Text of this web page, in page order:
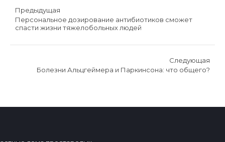
Предыдущая
Персональное дозирование антибиотиков сможет
спасти жизни тяжелобольных людей
Следующая
Болезни Альцгеймера и Паркинсона: что общего?